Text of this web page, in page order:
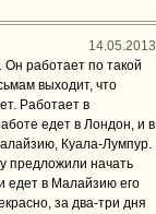
14.05.2013
работает по такой
выходит, что
Работает в
едет в Лондон, и в
Куала-Лумпур.
предложили начать
едет в Малайзию его
за два-три дня